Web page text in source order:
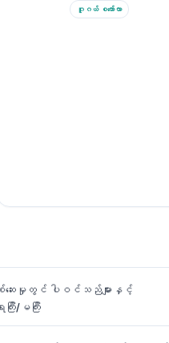
ဂူဂယ် စကော်လာ
ေးမှုတွင် ပါဝင်သည်များနှင့်
ကြီး/မကြီး